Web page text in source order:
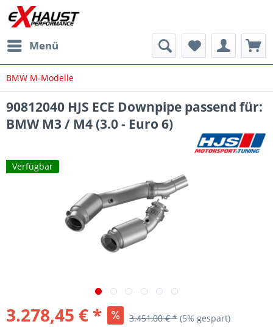
Menü
BMW M-Modelle
90812040 HJS ECE Downpipe passend für:
BMW M3 / M4 (3.0 - Euro 6)
Verfügbar
3.278,45 € * 3.451,00 € * (5% gespart)